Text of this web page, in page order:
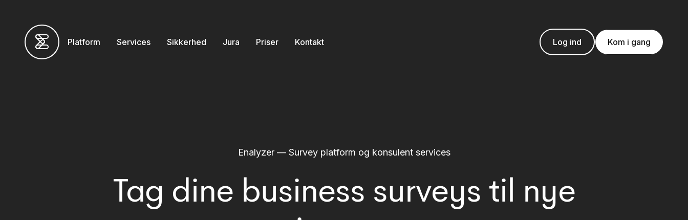
Platform Services Sikkerhed Jura Priser Kontakt Log ind Kom i gang
Enalyzer — Survey platform og konsulent services
Tag dine business surveys til nye